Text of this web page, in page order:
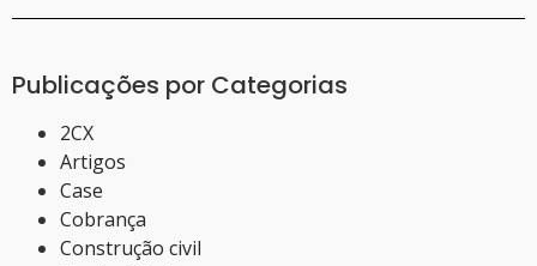
Publicações por Categorias
2CX
Artigos
Case
Cobrança
Construção civil